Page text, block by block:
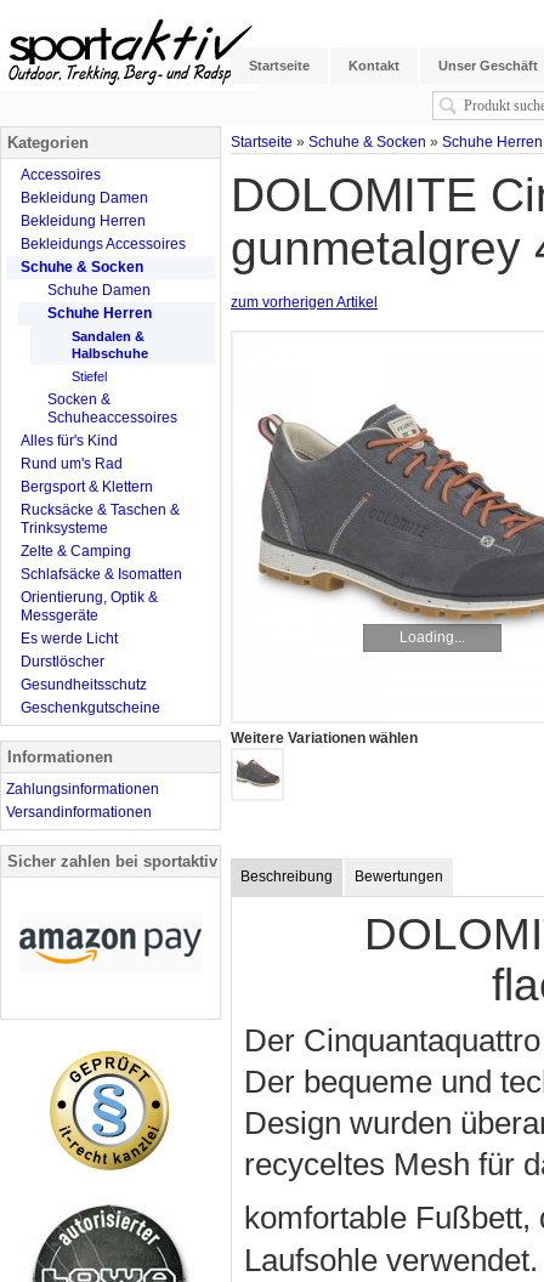
Startseite Kontakt Unser Geschäft
Startseite » Schuhe & Socken » Schuhe Herren
DOLOMITE
gunmetalgrey
zum vorherigen Artikel
Loading...
Weitere Variationen wählen
Beschreibung Bewertungen
Der
Der bequeme und
Design wurden
recyceltes Mesh für
komfortable Fußbett,
Laufsohle
Kategorien
Accessoires
Bekleidung Damen
Bekleidung Herren
Bekleidungs Accessoires
Schuhe & Socken
Schuhe Damen
Schuhe Herren
Sandalen &
Halbschuhe
Stiefel
Socken &
Schuheaccessoires
Alles für's Kind
Rund um's Rad
Bergsport & Klettern
Rucksäcke & Taschen &
Trinksysteme
Zelte & Camping
Schlafsäcke & Isomatten
Orientierung, Optik &
Messgeräte
Es werde Licht
Durstlöscher
Gesundheitsschutz
Geschenkgutscheine
Informationen
Zahlungsinformationen
Versandinformationen
Sicher zahlen bei sportaktiv